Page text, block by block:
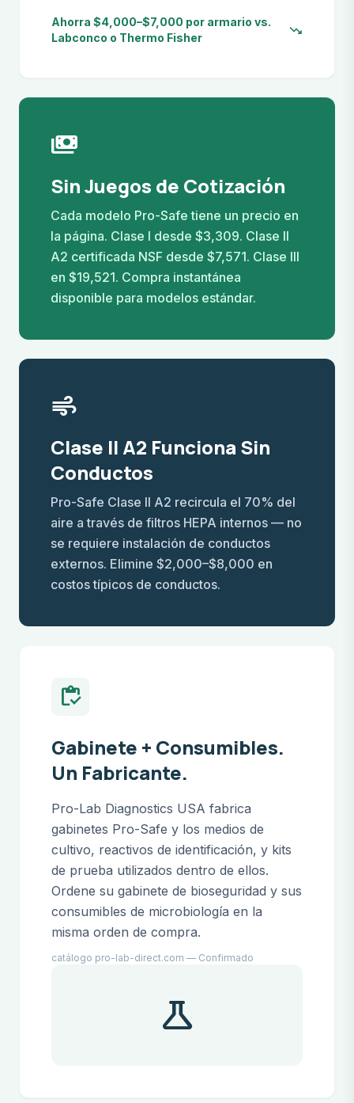
Ahorra $4,000–$7,000 por armario vs.
Labconco o Thermo Fisher
trending_down
payments
Sin Juegos de Cotización
Cada modelo Pro-Safe tiene un precio en
la página. Clase I desde $3,309. Clase II
A2 certificada NSF desde $7,571. Clase III
en $19,521. Compra instantánea
disponible para modelos estándar.
air
Clase II A2 Funciona Sin
Conductos
Pro-Safe Clase II A2 recircula el 70% del
aire a través de filtros HEPA internos — no
se requiere instalación de conductos
externos. Elimine $2,000–$8,000 en
costos típicos de conductos.
inventory
Gabinete + Consumibles.
Un Fabricante.
Pro-Lab Diagnostics USA fabrica
gabinetes Pro-Safe y los medios de
cultivo, reactivos de identificación, y kits
de prueba utilizados dentro de ellos.
Ordene su gabinete de bioseguridad y sus
consumibles de microbiología en la
misma orden de compra.
catálogo pro-lab-direct.com — Confirmado
science